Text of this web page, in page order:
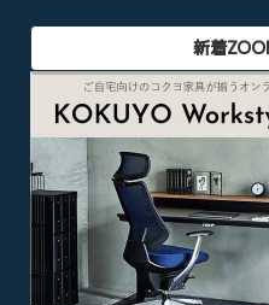
新着